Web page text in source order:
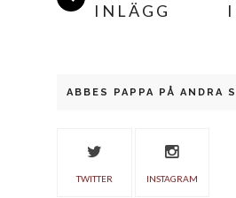
INLÄGG
ABBES PAPPA PÅ ANDRA
TWITTER INSTAGRAM